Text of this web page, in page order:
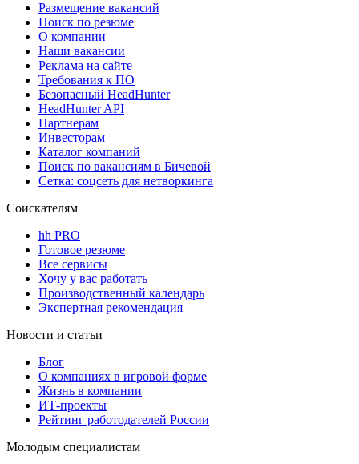
Размещение вакансий
Поиск по резюме
О компании
Наши вакансии
Реклама на сайте
Требования к ПО
Безопасный HeadHunter
HeadHunter API
Партнерам
Инвесторам
Каталог компаний
Поиск по вакансиям в Бичевой
Сетка: соцсеть для нетворкинга
Соискателям
hh PRO
Готовое резюме
Все сервисы
Хочу у вас работать
Производственный календарь
Экспертная рекомендация
Новости и статьи
Блог
О компаниях в игровой форме
Жизнь в компании
ИТ-проекты
Рейтинг работодателей России
Молодым специалистам